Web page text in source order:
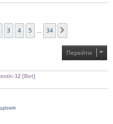
1 из34
3 4 5 34
Перейти
12 [Bot]